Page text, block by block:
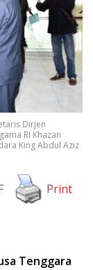
Dirjen
RI Khazan
King Abdul Aziz
Print
Tenggara